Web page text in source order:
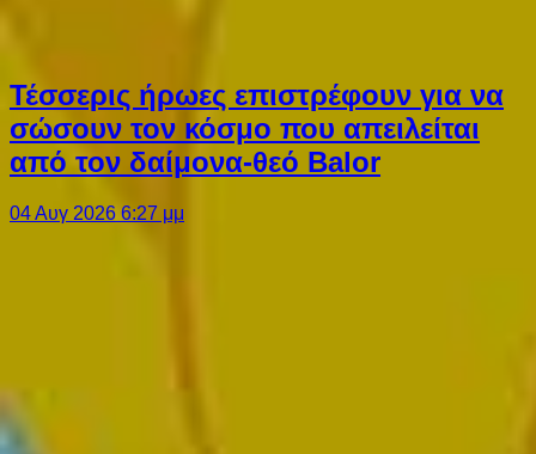
Τέσσερις ήρωες επιστρέφουν για να
σώσουν τον κόσμο που απειλείται
από τον δαίμονα-θεό Balor
04 Αυγ 2026 6:27 μμ